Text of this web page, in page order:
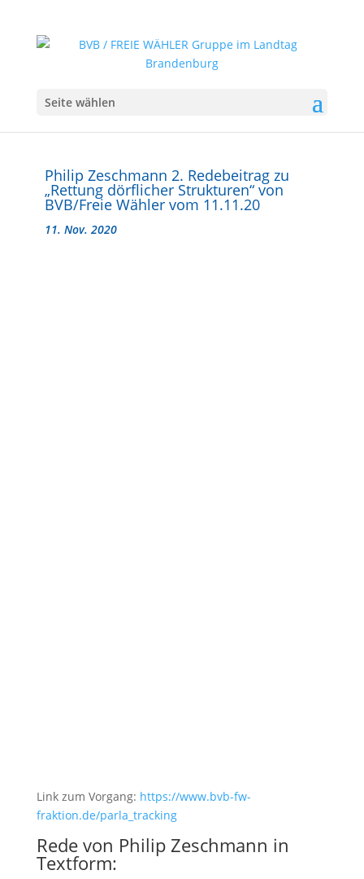
Seite wählen
Philip Zeschmann 2. Redebeitrag zu
„Rettung dörflicher Strukturen“ von
BVB/Freie Wähler vom 11.11.20
11. Nov. 2020
Link zum Vorgang: https://www.bvb-fw-
fraktion.de/parla_tracking
Rede von Philip Zeschmann in
Textform: